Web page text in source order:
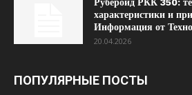
характеристики и
Информация от
20.04.2026
ПОПУЛЯРНЫЕ ПОСТЫ